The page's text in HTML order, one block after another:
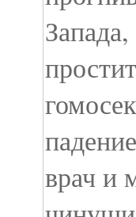
врач и